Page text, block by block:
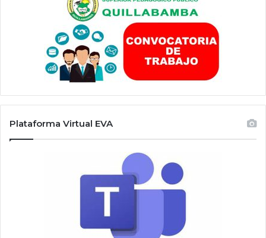
Plataforma Virtual EVA